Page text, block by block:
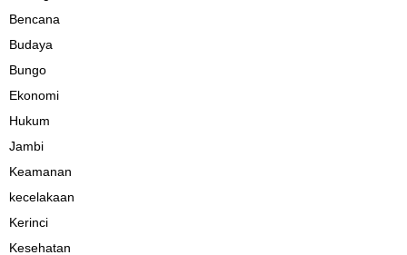
Bencana
Budaya
Bungo
Ekonomi
Hukum
Jambi
Keamanan
kecelakaan
Kerinci
Kesehatan